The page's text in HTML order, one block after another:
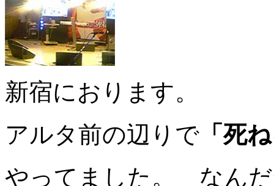
新宿におります。
アルタ前の辺りで 「死
やってました。 なん